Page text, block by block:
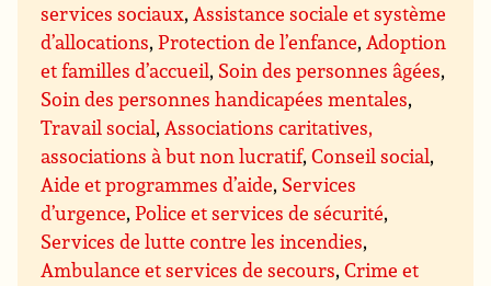
services sociaux,Assistance sociale et système
d’allocations,Protection de l’enfance,Adoption
et familles d’accueil, Soin des personnes âgées,
Soin des personnes handicapées mentales,
Travail social,Associations caritatives,
associations à but non lucratif,Conseil social,
Aide et programmes d’aide, Services
d’urgence,Police et services de sécurité,
Services de lutte contre les incendies,
Ambulance et services de secours,Crime et